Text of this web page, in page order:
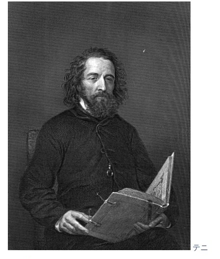
テニ